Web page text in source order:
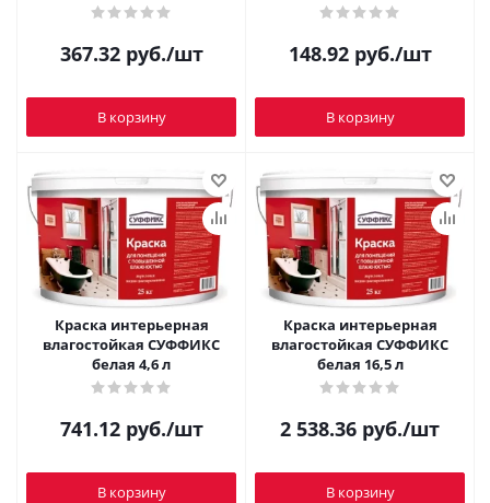
367.32руб./шт
В корзину
148.92руб./шт
В корзину
Краска интерьерная
влагостойкая СУФФИКС
белая 4,6 л
741.12руб./шт
В корзину
Краска интерьерная
влагостойкая СУФФИКС
белая 16,5 л
2 538.36 руб./шт
В корзину